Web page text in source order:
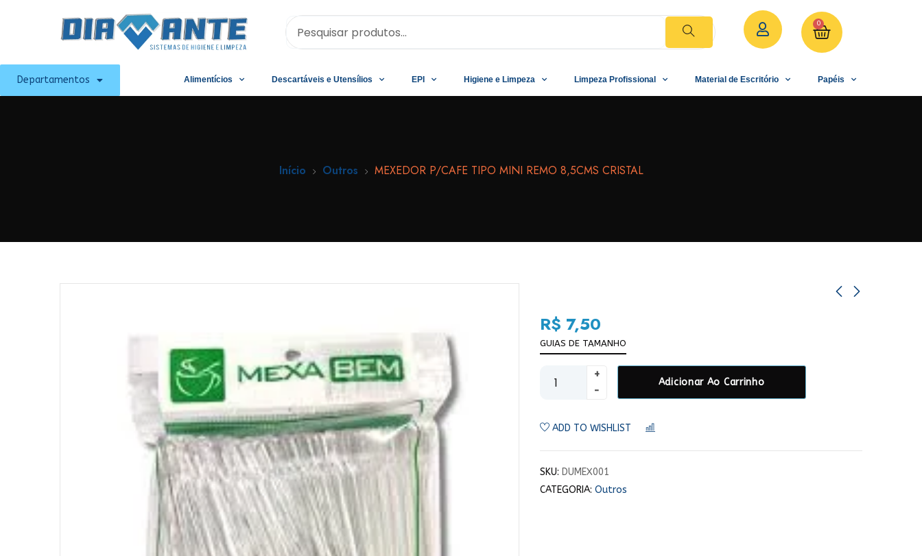
0
Departamentos Alimentícios Descartáveis e Utensílios EPI Higiene e Limpeza Limpeza Profissional Material de Escritório Papéis
Início Outros MEXEDOR P/CAFE TIPO MINI REMO 8,5CMS CRISTAL
R$ 7,50
GUIAS DE TAMANHO
Adicionar Ao Carrinho
ADD TO WISHLIST
SKU: DUMEX001
CATEGORIA: Outros